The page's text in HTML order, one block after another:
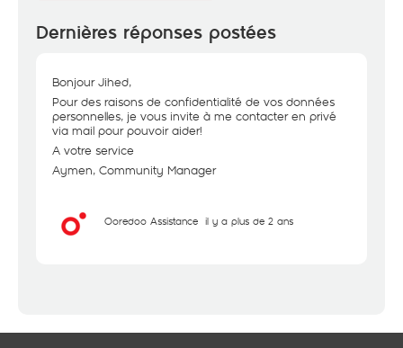
Dernières réponses postées
Bonjour Jihed,
Pour des raisons de confidentialité de vos données
personnelles, je vous invite à me contacter en privé
via mail pour pouvoir aider!
A votre service
Aymen, Community Manager
Ooredoo Assistance il y a plus de 2 ans